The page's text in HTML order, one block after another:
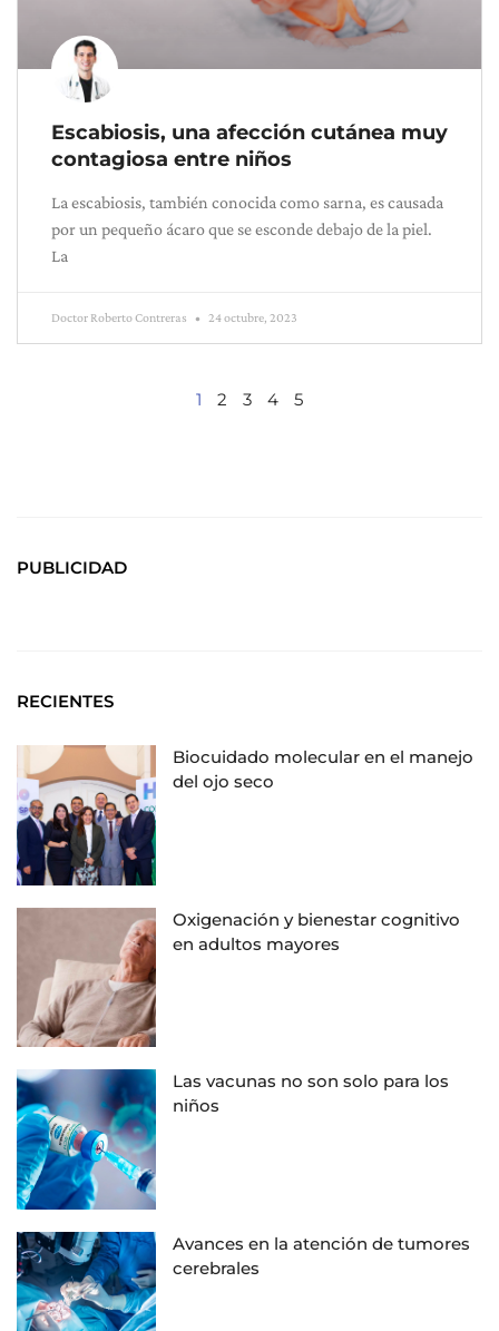
Escabiosis, una afección cutánea muy
contagiosa entre niños
La escabiosis, también conocida como sarna, es causada
por un pequeño ácaro que se esconde debajo de la piel.
La
Doctor Roberto Contreras 24 octubre, 2023
1 2 3 4 5
PUBLICIDAD
RECIENTES
Biocuidado molecular en el manejo
del ojo seco
Oxigenación y bienestar cognitivo
en adultos mayores
Las vacunas no son solo para los
niños
Avances en la atención de tumores
cerebrales